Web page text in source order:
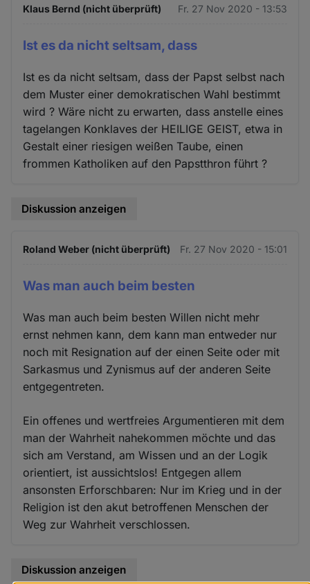
Klaus Bernd (nicht überprüft) Fr. 27 Nov 2020 - 13:53
Ist es da nicht seltsam, dass
Ist es da nicht seltsam, dass der Papst selbst nach
dem Muster einer demokratischen Wahl bestimmt
wird ? Wäre nicht zu erwarten, dass anstelle eines
tagelangen Konklaves der HEILIGE GEIST, etwa in
Gestalt einer riesigen weißen Taube, einen
frommen Katholiken auf den Papstthron führt ?
Diskussion anzeigen
Roland Weber (nicht überprüft) Fr. 27 Nov 2020 - 15:01
Was man auch beim besten
Was man auch beim besten Willen nicht mehr
ernst nehmen kann, dem kann man entweder nur
noch mit Resignation auf der einen Seite oder mit
Sarkasmus und Zynismus auf der anderen Seite
entgegentreten.
Ein offenes und wertfreies Argumentieren mit dem
man der Wahrheit nahekommen möchte und das
sich am Verstand, am Wissen und an der Logik
orientiert, ist aussichtslos! Entgegen allem
ansonsten Erforschbaren: Nur im Krieg und in der
Religion ist den akut betroffenen Menschen der
Weg zur Wahrheit verschlossen.
Diskussion anzeigen